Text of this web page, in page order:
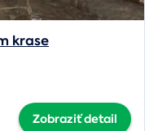
krase
Zobraziť detail